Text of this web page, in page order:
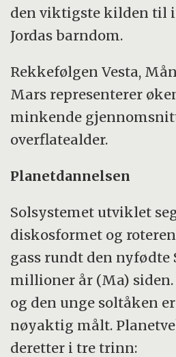
den viktigste kilden til
Jordas barndom.
Rekkefølgen Vesta,
Mars representerer
minkende
overflatealder.
Planetdannelsen
Solsystemet utviklet
diskosformet og
gass rundt den nyfødte
millioner år (Ma) siden.
og den unge soltåken
nøyaktig målt.
deretter i tre trinn: